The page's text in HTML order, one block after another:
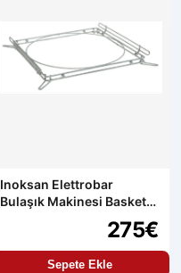
Inoksan Elettrobar
Bulaşık Makinesi Basket
275€
Sepete Ekle